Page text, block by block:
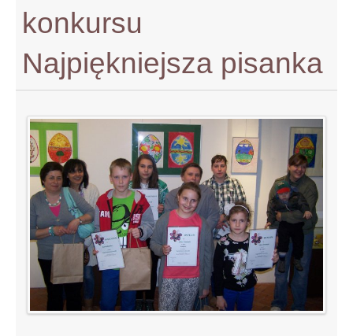
konkursu
Najpiękniejsza pisanka